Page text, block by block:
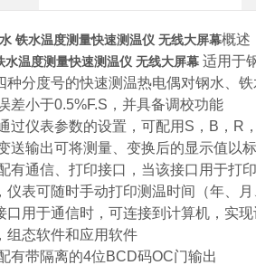
铁水温度测量快速测温仪 无线大屏幕概述
水温度测量快速测温仪 无线大屏幕 适用于
种分度号的快速测温热电偶对钢水、
差小于0.5%F.S，并具备调校功能
过仪表参数的设置，可配用S，B，R
送输出可将测量、变换后的显示值以
有通信、打印接口，当该接口用于打
仪表可随时手动打印测温时间（年、
口用于通信时，可连接到计算机，实
组态软件和应用软件
有带隔离的4位BCD码OC门输出